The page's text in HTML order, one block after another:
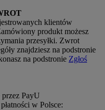
klientów
produkt możesz
przesyłki. Zwrot
znajdziesz na podstronie
na podstronie Zgłoś
przez PayU
w Polsce: